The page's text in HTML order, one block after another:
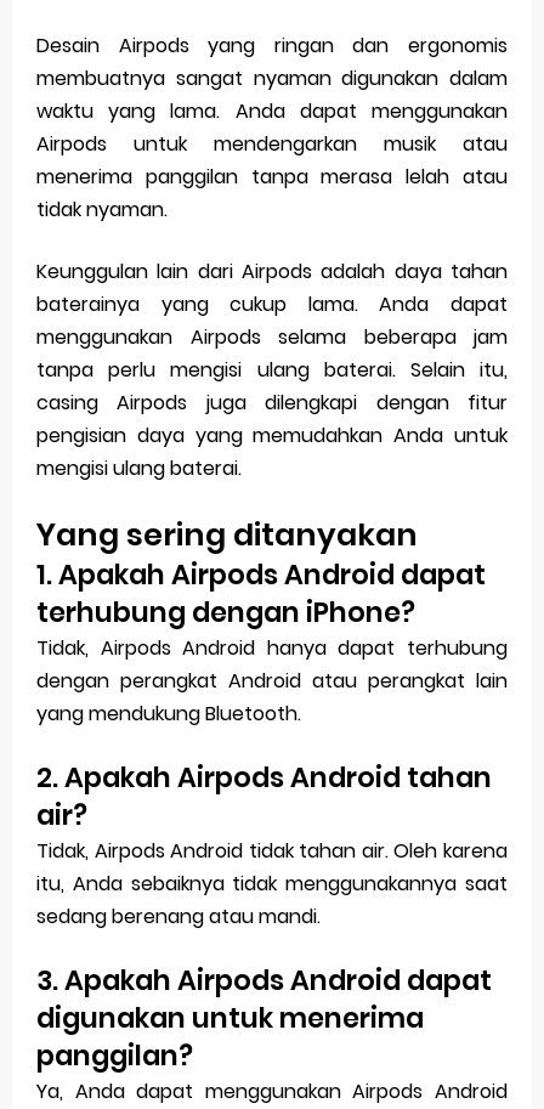
Desain Airpods yang ringan dan ergonomis
membuatnya sangat nyaman digunakan dalam
waktu yang lama. Anda dapat menggunakan
Airpods untuk mendengarkan musik atau
menerima panggilan tanpa merasa lelah atau
tidak nyaman.
Keunggulan lain dari Airpods adalah daya tahan
baterainya yang cukup lama. Anda dapat
menggunakan Airpods selama beberapa jam
tanpa perlu mengisi ulang baterai. Selain itu,
casing Airpods juga dilengkapi dengan fitur
pengisian daya yang memudahkan Anda untuk
mengisi ulang baterai.
Yang sering ditanyakan
1. Apakah Airpods Android dapat
terhubung dengan iPhone?
Tidak, Airpods Android hanya dapat terhubung
dengan perangkat Android atau perangkat lain
yang mendukung Bluetooth.
2. Apakah Airpods Android tahan
air?
Tidak, Airpods Android tidak tahan air. Oleh karena
itu, Anda sebaiknya tidak menggunakannya saat
sedang berenang atau mandi.
3. Apakah Airpods Android dapat
digunakan untuk menerima
panggilan?
Ya, Anda dapat menggunakan Airpods Android